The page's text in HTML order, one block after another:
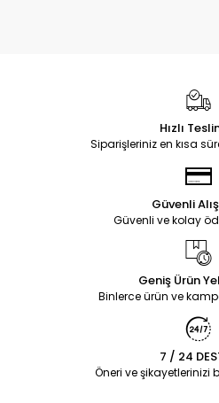
Hızlı
Siparişleriniz en kısa
Güvenli
Güvenli ve kolay
Geniş Ürün
Binlerce ürün ve
7 / 24
Öneri ve şikayetlerinizi